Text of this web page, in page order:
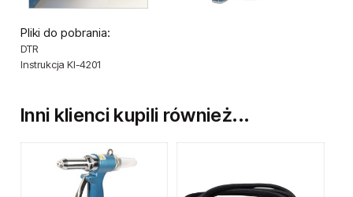
Pliki do pobrania:
DTR
Instrukcja KI-4201
Inni klienci kupili również...